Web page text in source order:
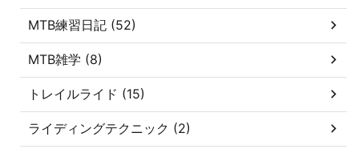
MTB練習日記 (52)
MTB雑学 (8)
トレイルライド (15)
ライディングテクニック (2)